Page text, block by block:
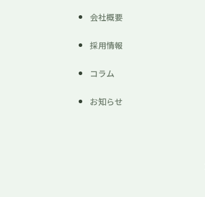
会社概要
採用情報
コラム
お知らせ